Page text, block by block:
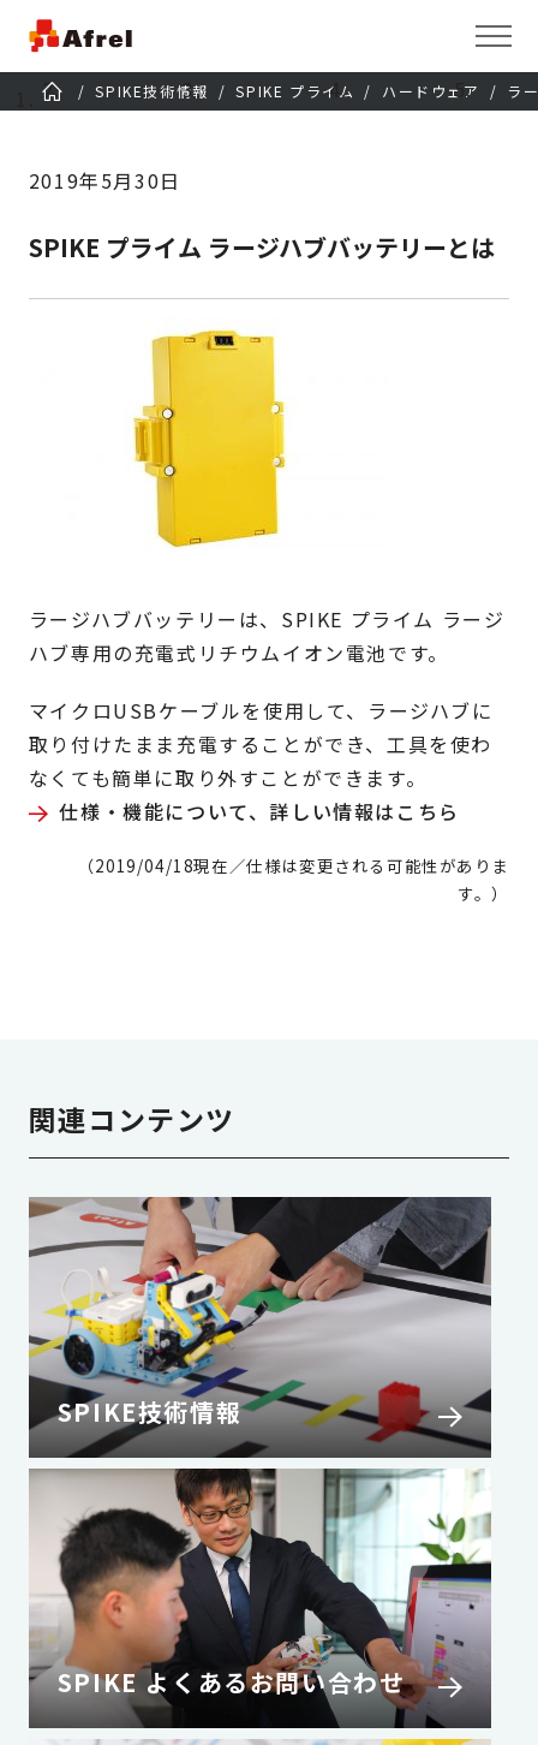
SPIKE技術情報 SPIKE プライム ハードウェア ラ
2019年5月30日
SPIKE プライム ラージハブバッテリーとは
ラージハブバッテリーは、SPIKE プライム ラージ
ハブ専用の充電式リチウムイオン電池です。
マイクロUSBケーブルを使用して、ラージハブに
取り付けたまま充電することができ、工具を使わ
なくても簡単に取り外すことができます。
仕様・機能について、詳しい情報はこちら
（2019/04/18現在／仕様は変更される可能性がありま
す。）
関連コンテンツ
SPIKE技術情報
SPIKE よくあるお問い合わせ